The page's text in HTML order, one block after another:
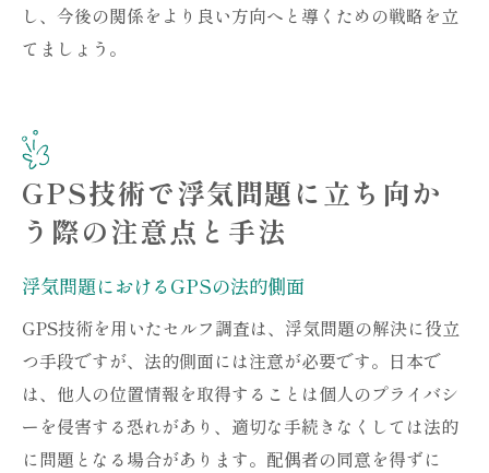
し、今後の関係をより良い方向へと導くための戦略を立
てましょう。
GPS技術で浮気問題に立ち向か
う際の注意点と手法
浮気問題におけるGPSの法的側面
GPS技術を用いたセルフ調査は、浮気問題の解決に役立
つ手段ですが、法的側面には注意が必要です。日本で
は、他人の位置情報を取得することは個人のプライバシ
ーを侵害する恐れがあり、適切な手続きなくしては法的
に問題となる場合があります。配偶者の同意を得ずに